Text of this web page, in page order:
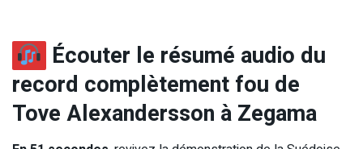
Écouter le résumé audio du
record complètement fou de
Tove Alexandersson à Zegama